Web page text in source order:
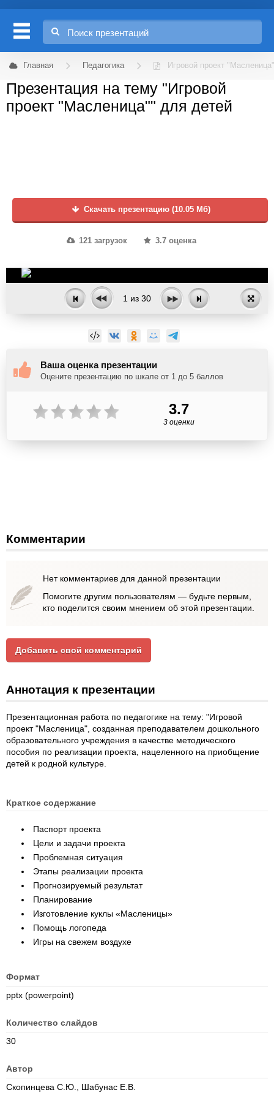
Главная Педагогика Игровой проект "Масленица"
Презентация на тему "Игровой
проект "Масленица"" для детей
Скачать презентацию (10.05 Мб)
121 загрузок 3.7 оценка
1 из 30
Ваша оценка презентации
Оцените презентацию по шкале от 1 до 5 баллов
3.7
3 оценки
Комментарии
Нет комментариев для данной презентации
Помогите другим пользователям — будьте первым,
кто поделится своим мнением об этой презентации.
Добавить свой комментарий
Аннотация к презентации
Презентационная работа по педагогике на тему: "Игровой
проект "Масленица", созданная преподавателем дошкольного
образовательного учреждения в качестве методического
пособия по реализации проекта, нацеленного на приобщение
детей к родной культуре.
Краткое содержание
Паспорт проекта
Цели и задачи проекта
Проблемная ситуация
Этапы реализации проекта
Прогнозируемый результат
Планирование
Изготовление куклы «Масленицы»
Помощь логопеда
Игры на свежем воздухе
Формат
pptx (powerpoint)
Количество слайдов
30
Автор
Скопинцева С.Ю., Шабунас Е.В.